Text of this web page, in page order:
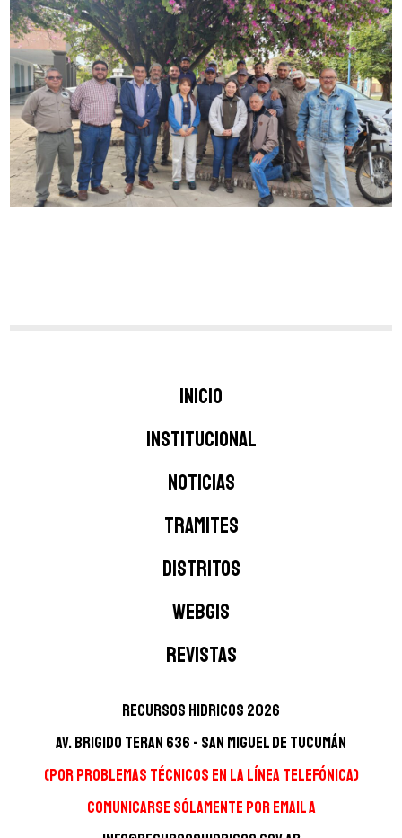
Inicio
INSTITUCIONAL
NOTICIAS
TRAMITES
DISTRITOS
WEBGIS
Revistas
Recursos Hidricos 2026
Av. Brigido Teran 636 - San Miguel de Tucumán
(Por problemas técnicos en la línea telefónica)
Comunicarse sólamente por Email a